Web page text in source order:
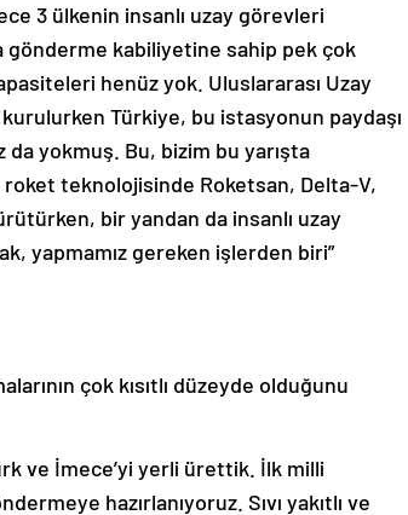
3 ülkenin insanlı uzay görevleri
gönderme kabiliyetine sahip pek çok
henüz yok. Uluslararası Uzay
kurulurken Türkiye, bu istasyonun paydaşı
da yokmuş. Bu, bizim bu yarışta
roket teknolojisinde Roketsan, Delta-V,
bir yandan da insanlı uzay
yapmamız gereken işlerden biri”
çok kısıtlı düzeyde olduğunu
ve İmece’yi yerli ürettik. İlk milli
hazırlanıyoruz. Sıvı yakıtlı ve